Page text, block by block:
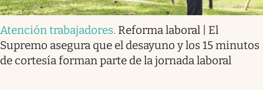
Atención trabajadores. Reforma laboral | El
Supremo asegura que el desayuno y los 15 minutos
de cortesía forman parte de la jornada laboral